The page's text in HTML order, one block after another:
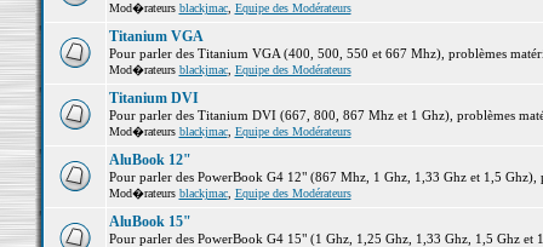
Mod�rateurs blackjmac, Equipe des Modérateurs
Titanium VGA
Pour parler des Titanium VGA (400, 500, 550 et 667 Mhz), problèmes
Mod�rateurs blackjmac, Equipe des Modérateurs
Titanium DVI
Pour parler des Titanium DVI (667, 800, 867 Mhz et 1 Ghz), problèmes
Mod�rateurs blackjmac, Equipe des Modérateurs
AluBook 12"
Pour parler des PowerBook G4 12" (867 Mhz, 1 Ghz, 1,33 Ghz et 1,5 Ghz),
Mod�rateurs blackjmac, Equipe des Modérateurs
AluBook 15"
Pour parler des PowerBook G4 15" (1 Ghz, 1,25 Ghz, 1,33 Ghz, 1,5 Ghz et